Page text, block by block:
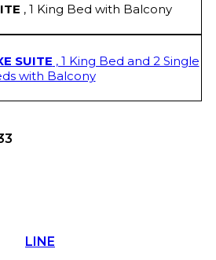
, 1 King Bed with Balcony
SUITE , 1 King Bed and 2 Single
with Balcony
LINE